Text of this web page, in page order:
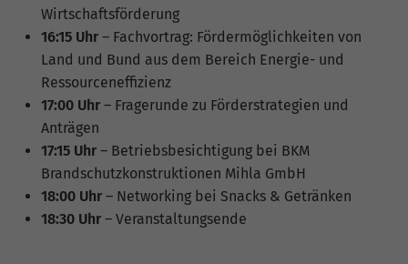
Wirtschaftsförderung
16:15 Uhr – Fachvortrag: Fördermöglichkeiten von
Land und Bund aus dem Bereich Energie- und
Ressourceneffizienz
17:00 Uhr – Fragerunde zu Förderstrategien und
Anträgen
17:15 Uhr – Betriebsbesichtigung bei BKM
Brandschutzkonstruktionen Mihla GmbH
18:00 Uhr – Networking bei Snacks & Getränken
18:30 Uhr – Veranstaltungsende
umfassen die Anzahl der Besucher, die
Quelle, aus der sie stammen, und die
Seiten in anonymisierter Form.
Name _gat_G-ZN01JG6TS4
Anbieter Google Analytics
Laufzeit 1 Minute
Dies ist ein von Google Analytics